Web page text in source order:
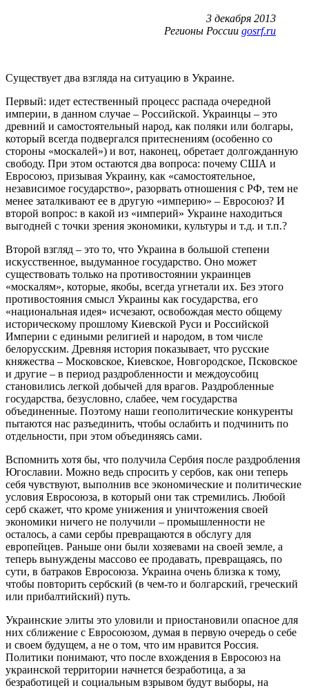
3 декабря 2013
Регионы России gosrf.ru
Существует два взгляда на ситуацию в Украине.
Первый: идет естественный процесс распада очередной
империи, в данном случае – Российской. Украинцы – это
древний и самостоятельный народ, как поляки или болгары,
который всегда подвергался притеснениям (особенно со
стороны «москалей») и вот, наконец, обретает долгожданную
свободу. При этом остаются два вопроса: почему США и
Евросоюз, призывая Украину, как «самостоятельное,
независимое государство», разорвать отношения с РФ, тем не
менее заталкивают ее в другую «империю» – Евросоюз? И
второй вопрос: в какой из «империй» Украине находиться
выгодней с точки зрения экономики, культуры и т.д. и т.п.?
Второй взгляд – это то, что Украина в большой степени
искусственное, выдуманное государство. Оно может
существовать только на противостоянии украинцев
«москалям», которые, якобы, всегда угнетали их. Без этого
противостояния смысл Украины как государства, его
«национальная идея» исчезают, освобождая место общему
историческому прошлому Киевской Руси и Российской
Империи с едиными религией и народом, в том числе
белорусским. Древняя история показывает, что русские
княжества – Московское, Киевское, Новгородское, Псковское
и другие – в период раздробленности и междоусобиц
становились легкой добычей для врагов. Раздробленные
государства, безусловно, слабее, чем государства
объединенные. Поэтому наши геополитические конкуренты
пытаются нас разъединить, чтобы ослабить и подчинить по
отдельности, при этом объединяясь сами.
Вспомнить хотя бы, что получила Сербия после раздробления
Югославии. Можно ведь спросить у сербов, как они теперь
себя чувствуют, выполнив все экономические и политические
условия Евросоюза, в который они так стремились. Любой
серб скажет, что кроме унижения и уничтожения своей
экономики ничего не получили – промышленности не
осталось, а сами сербы превращаются в обслугу для
европейцев. Раньше они были хозяевами на своей земле, а
теперь вынуждены массово ее продавать, превращаясь, по
сути, в батраков Евросоюза. Украина очень близка к тому,
чтобы повторить сербский (в чем-то и болгарский, греческий
или прибалтийский) путь.
Украинские элиты это уловили и приостановили опасное для
них сближение с Евросоюзом, думая в первую очередь о себе
и своем будущем, а не о том, что им нравится Россия.
Политики понимают, что после вхождения в Евросоюз на
украинской территории начнется безработица, а за
безработицей и социальным взрывом будут выборы, на